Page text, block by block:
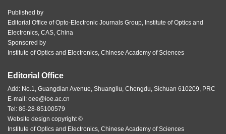
Published by
Editorial Office of Opto-Electronic Journals Group, Institute of Optics and
Electronics, CAS, China
Sponsored by
Institute of Optics and Electronics, Chinese Academy of Sciences
Editorial Office
Add: No.1, Guangdian Avenue, Shuangliu, Chengdu, Sichuan 610209, PRC
E-mail: oee@ioe.ac.cn
Tel: 86-28-85100579
Website design copyright ©
Institute of Optics and Electronics, Chinese Academy of Sciences